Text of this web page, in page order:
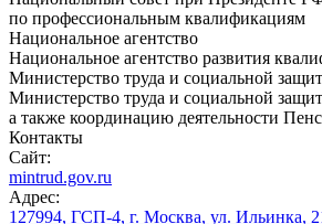
по профессиональным квалификациям
Национальное агентство
Национальное агентство развития
Министерство труда и социальной
Министерство труда и социальной
а также координацию деятельности
Контакты
Сайт:
mintrud.gov.ru
Адрес:
127994, ГСП-4, г. Москва, ул. Ильинка,